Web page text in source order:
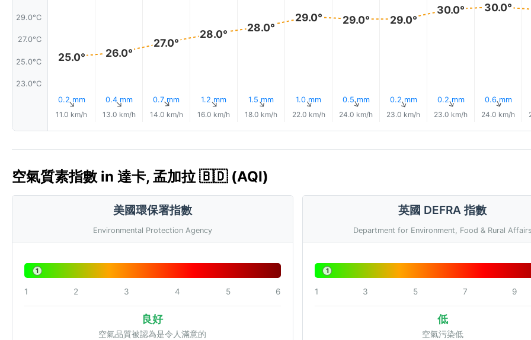
29.0°C
27.0°C
25.0°C
23.0°C
25.0°
0.2 mm
↑
11.0 km/h
26.0°
0.4 mm
↑
13.0 km/h
27.0°
0.7 mm
↑
14.0 km/h
28.0°
1.2 mm
↑
16.0 km/h
28.0°
1.5 mm
↑
18.0 km/h
29.0°
1.0 mm
↑
22.0 km/h
29.0°
0.5 mm
↑
24.0 km/h
29.0°
0.2 mm
↑
23.0 km/h
30.0°
0.2 mm
↑
23.0 km/h
30.0°
0.6 mm
↑
24.0 km/h
空氣質素指數 in 達卡, 孟加拉 🇧🇩 (AQI)
美國環保署指數
Environmental Protection Agency
1
1 2 3 4 5 6
良好
空氣品質被認為是令人滿意的
英國 DEFRA 指數
Department for Environment, Food & Rural
1
1 3 5 7 9
低
空氣污染低